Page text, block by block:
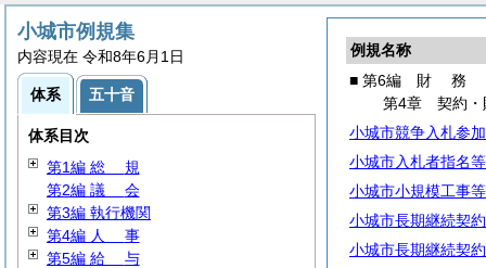
例規名称
■ 第6編 財 務
第4章 契約・
小城市競争入札参
小城市入札者指名
小城市小規模工事
小城市長期継続契
小城市長期継続契
小城市例規集
内容現在 令和8年6月1日
体系 五十音
体系目次
第1編 総 規
第2編 議 会
第3編 執行機関
第4編 人 事
第5編 給 与